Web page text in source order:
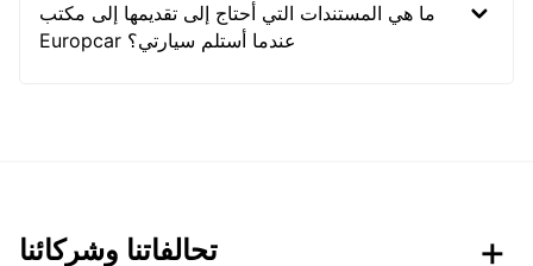
ما هي المستندات التي أحتاج إلى تقديمها إلى مكتب
Europcar عندما أستلم سيارتي؟
تحالفاتنا وشركائنا